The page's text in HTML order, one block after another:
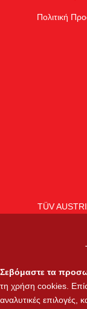
Πολιτική
TÜV
Σεβόμαστε τα
τη χρήση cookies.
αναλυτικές επιλογές,